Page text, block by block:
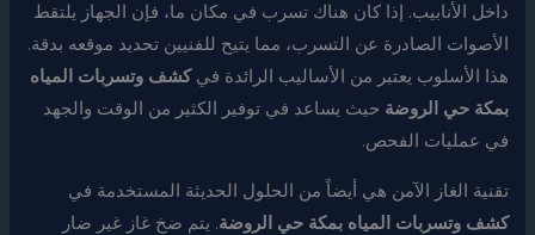
داخل الأنابيب. إذا كان هناك تسرب في مكان ما، فإن الجهاز يلتقط
الأصوات الصادرة عن التسرب، مما يتيح للفنيين تحديد موقعه بدقة.
هذا الأسلوب يعتبر من الأساليب الرائدة فيكشف وتسربات المياه
بمكة حي الروضة حيث يساعد في توفير الكثير من الوقت والجهد
في عمليات الفحص.
تقنية الغاز الآمن هي أيضاً من الحلول الحديثة المستخدمة في
كشف وتسربات المياه بمكة حي الروضة. يتم ضخ غاز غير ضار